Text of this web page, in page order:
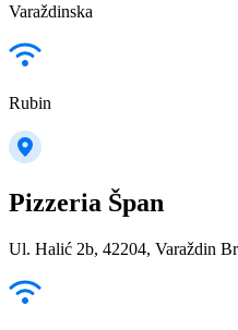
Varaždinska
Rubin
Pizzeria Špan
Ul. Halić 2b, 42204, Varaždin